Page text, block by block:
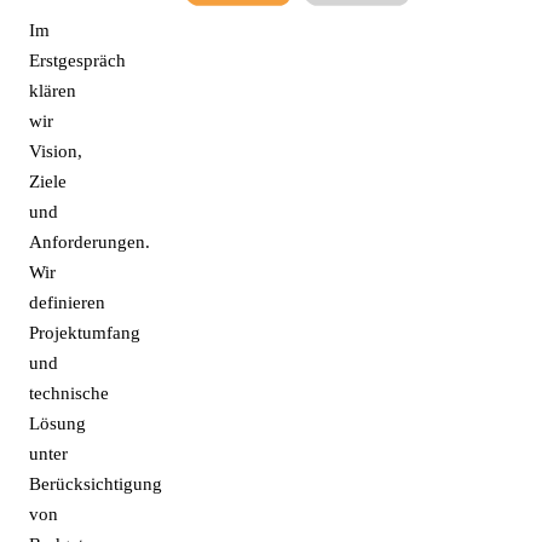
Im
Erstgespräch
klären
wir
Vision,
Ziele
und
Anforderungen.
Wir
definieren
Projektumfang
und
technische
Lösung
unter
Berücksichtigung
von